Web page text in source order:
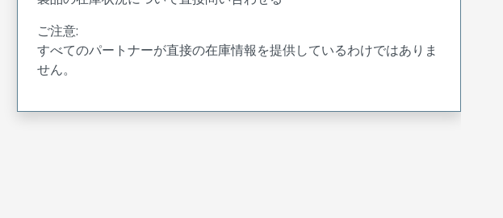
ご注意:
すべてのパートナーが直接の在庫情報を提供しているわけではありま
せん。